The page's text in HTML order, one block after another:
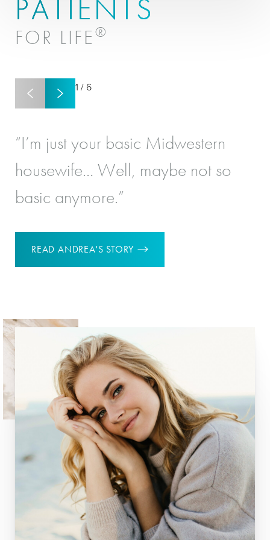
PATIENTS
FOR LIFE®
1 / 6
“I’m just your basic Midwestern
housewife… Well, maybe not so
basic anymore.”
READ ANDREA'S STORY